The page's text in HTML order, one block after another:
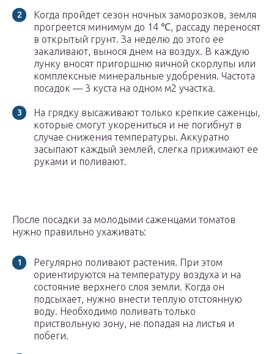
Когда пройдет сезон ночных заморозков, земля
прогреется минимум до 14 ℃, рассаду переносят
в открытый грунт. За неделю до этого ее
закаливают, вынося днем на воздух. В каждую
лунку вносят пригоршню яичной скорлупы или
комплексные минеральные удобрения. Частота
посадок — 3 куста на одном м2 участка.
На грядку высаживают только крепкие саженцы,
которые смогут укорениться и не погибнут в
случае снижения температуры. Аккуратно
засыпают каждый землей, слегка прижимают ее
руками и поливают.
После посадки за молодыми саженцами томатов
нужно правильно ухаживать:
Регулярно поливают растения. При этом
ориентируются на температуру воздуха и на
состояние верхнего слоя земли. Когда он
подсыхает, нужно внести теплую отстоянную
воду. Необходимо поливать только
приствольную зону, не попадая на листья и
побеги.